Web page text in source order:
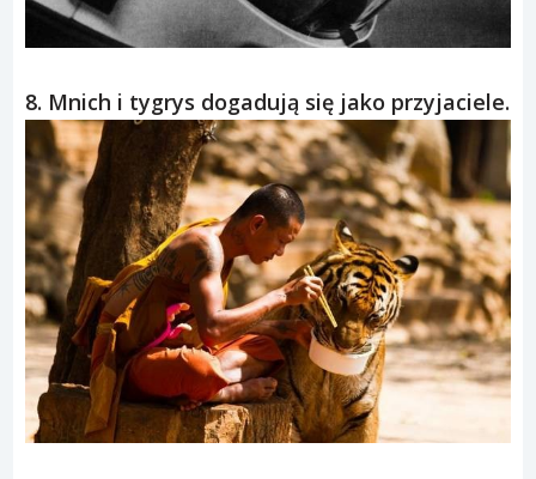
8. Mnich i tygrys dogadują się jako przyjaciele.